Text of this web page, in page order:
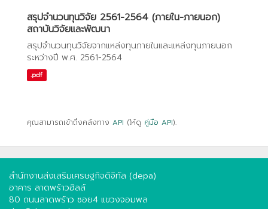
สรุปจำนวนทุนวิจัย 2561-2564 (ภายใน-ภายนอก)
สถาบันวิจัยและพัฒนา
สรุปจำนวนทุนวิจัยจากแหล่งทุนภายในและแหล่งทุนภายนอก
ระหว่างปี พ.ศ. 2561-2564
.pdf
คุณสามารถเข้าถึงคลังทาง API (ให้ดู คู่มือ API).
สำนักงานส่งเสริมเศรษฐกิจดิจิทัล (depa)
อาคาร ลาดพร้าวฮิลล์
80 ถนนลาดพร้าว ซอย4 แขวงจอมพล